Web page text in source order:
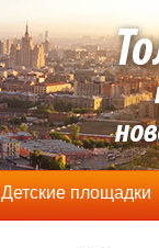
Детские площадки